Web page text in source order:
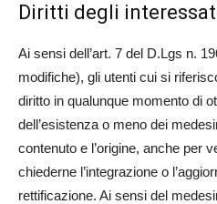
Diritti degli
Ai sensi dell’art. 7 del D.Lgs n.
modifiche), gli utenti cui si
diritto in qualunque momento di
dell’esistenza o meno dei
contenuto e l’origine, anche per
chiederne l’integrazione o
rettificazione. Ai sensi del